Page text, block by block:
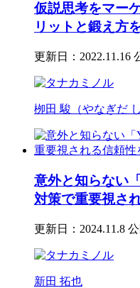
仮説思考をマー
リットと鍛え方
更新日：2022.11.16
栁田 駿（やなぎだ
意外と知らない
対策で重要視さ
更新日：2024.11.8
新田 拓也